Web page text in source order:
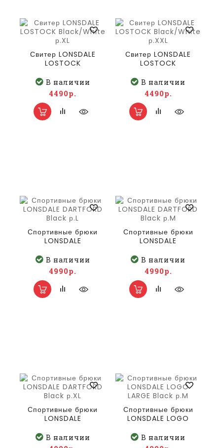
Свитер LONSDALE
LOSTOCK
В наличии
4490р.
Свитер LONSDALE
LOSTOCK
В наличии
4490р.
Спортивные брюки
LONSDALE
В наличии
4990р.
Спортивные брюки
LONSDALE
р.M
В наличии
4990р.
Спортивные брюки
LONSDALE
р.XL
В наличии
Спортивные брюки
LONSDALE LOGO
В наличии